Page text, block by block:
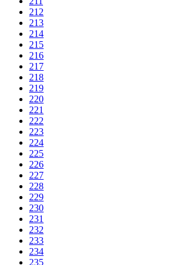
212
213
214
215
216
217
218
219
220
221
222
223
224
225
226
227
228
229
230
231
232
233
234
235